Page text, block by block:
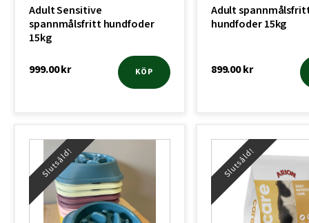
Adult Sensitive
spannmålsfritt hundfoder
15kg
999.00kr KÖP
Adult
hundfoder 15kg
899.00kr
Slutsåld! Slutsåld!